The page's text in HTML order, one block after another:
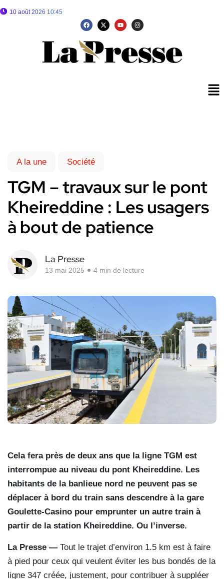
10 août 2026 10:45
A la une Société
TGM – travaux sur le pont
Kheireddine : Les usagers
à bout de patience
La Presse
13 mai 2025 4 min de lecture
Cela fera près de deux ans que la ligne TGM est
interrompue au niveau du pont Kheireddine. Les
habitants de la banlieue nord ne peuvent pas se
déplacer à bord du train sans descendre à la gare
Goulette-Casino pour emprunter un autre train à
partir de la station Kheireddine. Ou l’inverse.
La Presse — Tout le trajet d’environ 1.5 km est à faire
à pied pour ceux qui veulent éviter les bus bondés de la
ligne 347 créée, justement, pour contribuer à suppléer